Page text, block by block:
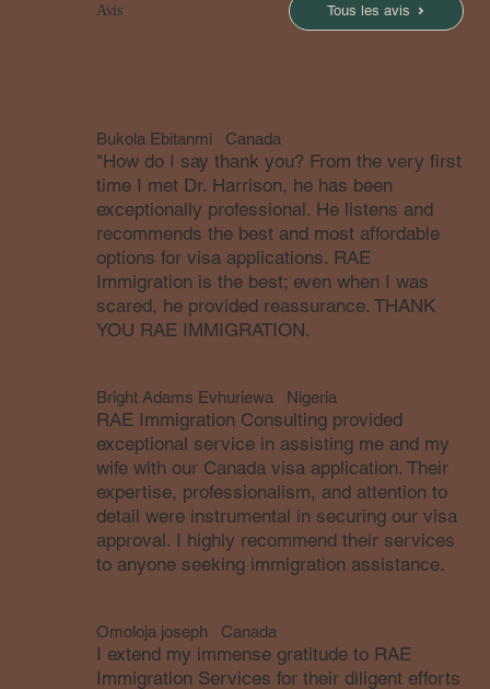
Avis Tous les avis
"How do I say thank you? From the very first
time I met Dr. Harrison, he has been
exceptionally professional. He listens and
recommends the best and most affordable
options for visa applications. RAE
Immigration is the best; even when I was
scared, he provided reassurance. THANK
YOU RAE IMMIGRATION.
Bukola Ebitanmi Canada
RAE Immigration Consulting provided
exceptional service in assisting me and my
wife with our Canada visa application. Their
expertise, professionalism, and attention to
detail were instrumental in securing our visa
approval. I highly recommend their services
to anyone seeking immigration assistance.
Bright Adams Evhuriewa Nigeria
I extend my immense gratitude to RAE
Immigration Services for their diligent efforts
Omoloja joseph Canada